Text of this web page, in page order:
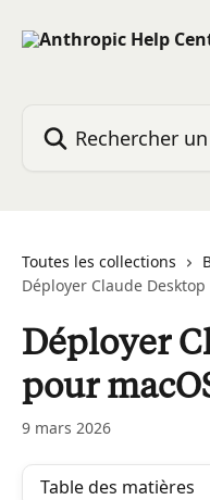
Toutes les collections
Déployer Claude
Déployer
pour
9 mars 2026
Table des matières